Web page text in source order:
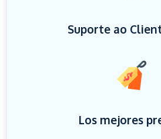
Suporte ao
Los mejores